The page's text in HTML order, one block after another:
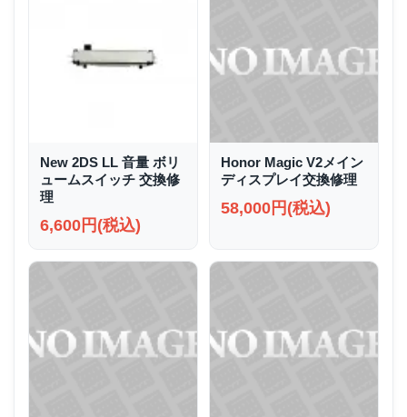
New 2DS LL 音量 ボリ
ュームスイッチ 交換修
理
6,600円(税込)
Honor Magic V2メイン
ディスプレイ交換修理
58,000円(税込)